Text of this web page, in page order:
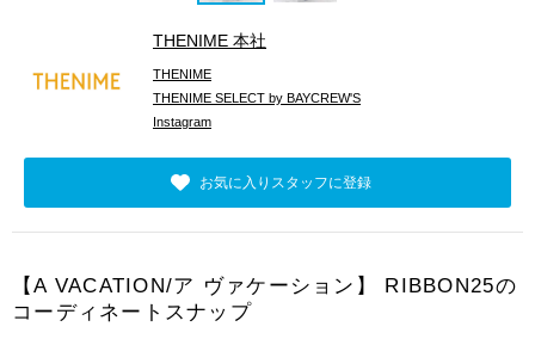
THENIME 本社
THENIME
THENIME SELECT by BAYCREW'S
Instagram
お気に入りスタッフに登録
【A VACATION/ア ヴァケーション】 RIBBON25の
コーディネートスナップ